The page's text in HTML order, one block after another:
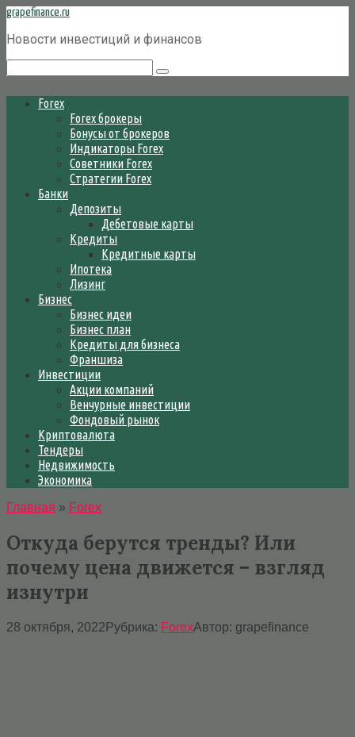
Перейти
контенту
grapefinance.ru
Новости инвестиций и финансов
Forex
Forex брокеры
Бонусы от брокеров
Индикаторы Forex
Советники Forex
Стратегии Forex
Банки
Депозиты
Дебетовые карты
Кредиты
Кредитные карты
Ипотека
Лизинг
Бизнес
Бизнес идеи
Бизнес план
Кредиты для бизнеса
Франшиза
Инвестиции
Акции компаний
Венчурные инвестиции
Фондовый рынок
Криптовалюта
Тендеры
Недвижимость
Экономика
Главная » Forex
Откуда берутся тренды? Или
почему цена движется – взгляд
изнутри
28 октября, 2022 Рубрика: ForexАвтор: grapefinance